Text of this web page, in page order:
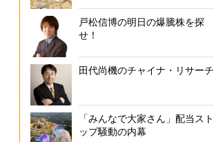
戸松信博の明日の爆騰株を探
せ！
田代尚機のチャイナ・リサーチ
「みんなで大家さん」配当スト
ップ騒動の内幕